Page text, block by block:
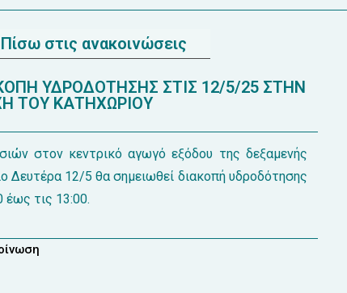
Πίσω στις ανακοινώσεις
ΥΔΡΟΔΟΤΗΣΗΣ ΣΤΙΣ 12/5/25 ΣΤΗΝ
ΤΟΥ ΚΑΤΗΧΩΡΙΟΥ
στον κεντρικό αγωγό εξόδου της δεξαμενής
Δευτέρα 12/5 θα σημειωθεί διακοπή υδροδότησης
έως τις 13:00.